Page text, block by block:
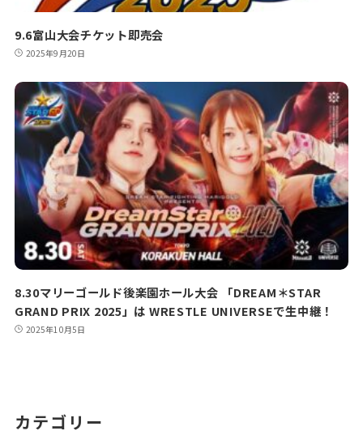
9.6富山大会チケット即売会
2025年9月20日
8.30マリーゴールド後楽園ホール大会 「DREAM＊STAR
GRAND PRIX 2025」は WRESTLE UNIVERSEで生中継！
2025年10月5日
カテゴリー